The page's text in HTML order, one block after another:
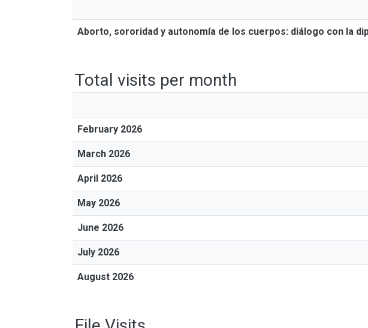
Aborto, sororidad y autonomía de los cuerpos: diálogo con la
Total visits per month
February 2026
March 2026
April 2026
May 2026
June 2026
July 2026
August 2026